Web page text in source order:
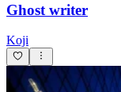
Ghost writer
Koji